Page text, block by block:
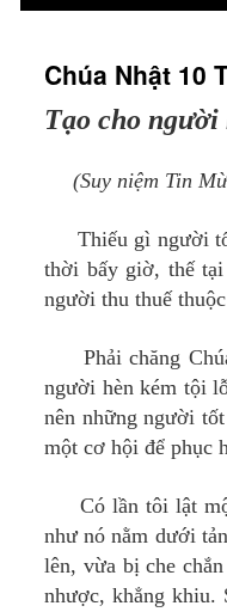
Chúa Nhật 10
Tạo cho
(Suy niệm Tin
Thiếu gì người
thời bấy giờ, thế
người thu thuế
Phải chăng
người hèn kém tội
nên những người
một cơ hội để phục
Có lần tôi lật
như nó nằm dưới
lên, vừa bị che
nhược, khẳng khiu.